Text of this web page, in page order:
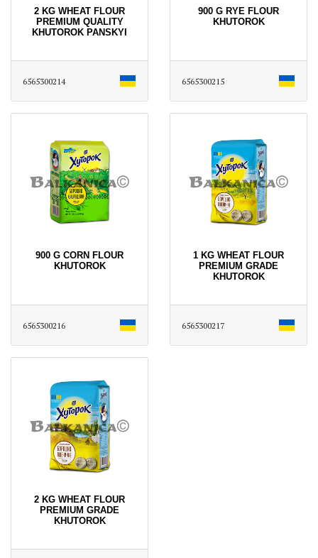
2 KG WHEAT FLOUR
PREMIUM QUALITY
KHUTOROK PANSKYI
6565300214
900 G RYE FLOUR
KHUTOROK
6565300215
900 G CORN FLOUR
KHUTOROK
6565300216
1 KG WHEAT FLOUR
PREMIUM GRADE
KHUTOROK
6565300217
2 KG WHEAT FLOUR
PREMIUM GRADE
KHUTOROK